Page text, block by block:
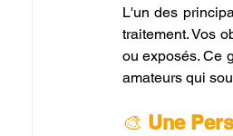
L'un des
traitement. Vos
ou exposés. Ce
amateurs qui
🎨 Une